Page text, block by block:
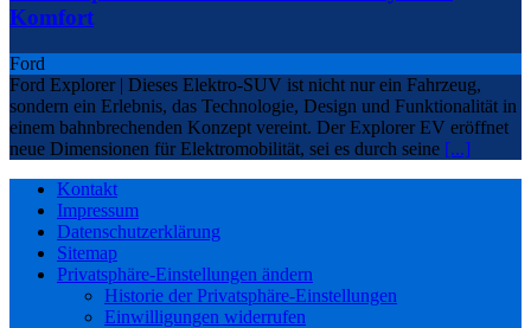
Komfort
Ford
Ford Explorer | Dieses Elektro-SUV ist nicht nur ein Fahrzeug,
sondern ein Erlebnis, das Technologie, Design und Funktionalität in
einem bahnbrechenden Konzept vereint. Der Explorer EV eröffnet
neue Dimensionen für Elektromobilität, sei es durch seine [...]
Kontakt
Impressum
Datenschutzerklärung
Sitemap
Privatsphäre-Einstellungen ändern
Historie der Privatsphäre-Einstellungen
Einwilligungen widerrufen